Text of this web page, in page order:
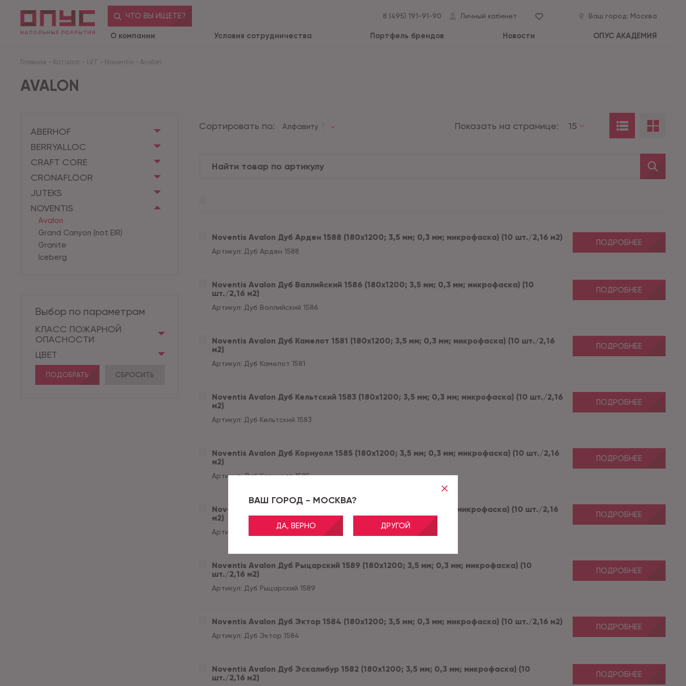
ВАШ ГОРОД - МОСКВА?
ДА, ВЕРНО ДРУГОЙ
ЧТО ВЫ ИЩЕТЕ? 8 (495) 191-91-90 Личный кабинет Ваш город: Москва
О компании Условия сотрудничества Портфель брендов Новости ОПУС АКАДЕМИЯ
Главная - Каталог - LVT - Noventis - Avalon
AVALON
ABERHOF
BERRYALLOC
CRAFT CORE
CRONAFLOOR
JUTEKS
NOVENTIS
Avalon
Grand Canyon (not EIR)
Granite
Iceberg
Выбор по параметрам
КЛАСС ПОЖАРНОЙ
ОПАСНОСТИ
ЦВЕТ
ПОДОБРАТЬ СБРОСИТЬ
Сортировать по: Алфавиту Показать на странице: 15
Noventis Avalon Дуб Арден 1588 (180x1200; 3,5 мм; 0,3 мм; микрофаска) (10 шт./2,16 м2)
Артикул: Дуб Арден 1588
ПОДРОБНЕЕ
Noventis Avalon Дуб Валлийский 1586 (180x1200; 3,5 мм; 0,3 мм; микрофаска) (10
шт./2,16 м2)
Артикул: Дуб Валлийский 1586
ПОДРОБНЕЕ
Noventis Avalon Дуб Камелот 1581 (180x1200; 3,5 мм; 0,3 мм; микрофаска) (10 шт./2,16
м2)
Артикул: Дуб Камелот 1581
ПОДРОБНЕЕ
Noventis Avalon Дуб Кельтский 1583 (180x1200; 3,5 мм; 0,3 мм; микрофаска) (10 шт./2,16
м2)
Артикул: Дуб Кельтский 1583
ПОДРОБНЕЕ
Noventis Avalon Дуб Корнуолл 1585 (180x1200; 3,5 мм; 0,3 мм; микрофаска) (10 шт./2,16
м2)
Артикул:Дуб Корнуолл 1585
ПОДРОБНЕЕ
Noventis Avalon Дуб Моргана 1690 (180x1200; 3,5 мм; 0,3 мм; микрофаска) (10 шт./2,16
м2)
Артикул: Дуб Моргана 1690
ПОДРОБНЕЕ
Noventis Avalon Дуб Рыцарский 1589 (180x1200; 3,5 мм; 0,3 мм; микрофаска) (10
шт./2,16 м2)
Артикул: Дуб Рыцарский 1589
ПОДРОБНЕЕ
Noventis Avalon Дуб Эктор 1584 (180x1200; 3,5 мм; 0,3 мм; микрофаска) (10 шт./2,16 м2)
Артикул: Дуб Эктор 1584
ПОДРОБНЕЕ
Noventis Avalon Дуб Эскалибур 1582 (180x1200; 3,5 мм; 0,3 мм; микрофаска) (10
шт./2,16 м2)
ПОДРОБНЕЕ